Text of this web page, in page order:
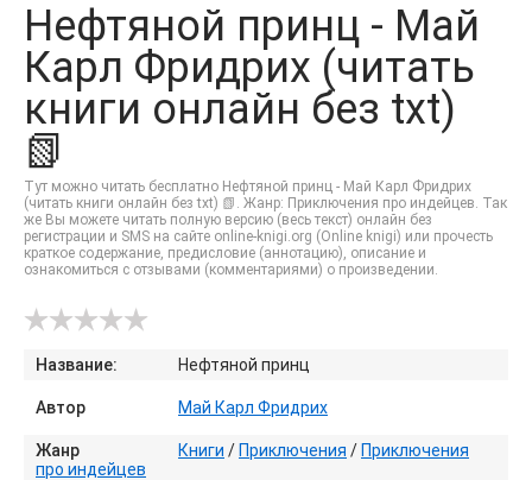
ЗАКЛАДКИ
Нефтяной принц - Май
Карл Фридрих (читать
книги онлайн без txt)
📗
Тут можно читать бесплатно Нефтяной принц - Май Карл Фридрих
(читать книги онлайн без txt) 📗. Жанр: Приключения про индейцев. Так
же Вы можете читать полную версию (весь текст) онлайн без
регистрации и SMS на сайте online-knigi.org (Online knigi) или прочесть
краткое содержание, предисловие (аннотацию), описание и
ознакомиться с отзывами (комментариями) о произведении.
Название: Нефтяной принц
Автор Май Карл Фридрих
Жанр Книги / Приключения / Приключения
про индейцев